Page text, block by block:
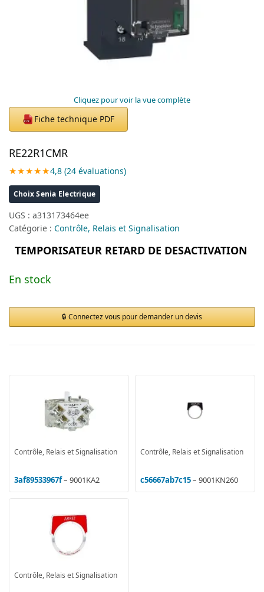
Cliquez pour voir la vue complète
PDF Fiche technique PDF
RE22R1CMR
★★★★★4,8 (24 évaluations)
Choix Senia Electrique
UGS : a313173464ee
Catégorie : Contrôle, Relais et Signalisation
TEMPORISATEUR RETARD DE DESACTIVATION
En stock
Connectez vous pour demander un devis
Contrôle, Relais et Signalisation
3af89533967f– 9001KA2
Contrôle, Relais et Signalisation
c56667ab7c15– 9001KN260
Contrôle, Relais et Signalisation